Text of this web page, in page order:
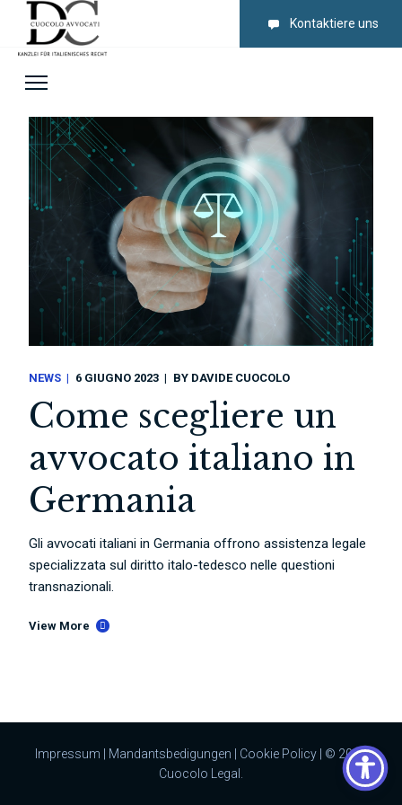
Kontaktiere uns
NEWS 6 GIUGNO 2023 BY DAVIDE CUOCOLO
Come scegliere un
avvocato italiano in
Germania
Gli avvocati italiani in Germania offrono assistenza legale
specializzata sul diritto italo-tedesco nelle questioni
transnazionali.
View More
Impressum Mandantsbedigungen Cookie Policy | © 2023
Cuocolo Legal.